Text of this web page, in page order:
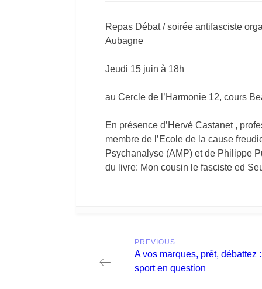
Repas ­Débat / soirée antifasciste
Aubagne
Jeudi 15 juin à 18h
au Cercle de l’Harmonie 12, cours
En présence d’Hervé Castanet ,
membre de l’Ecole de la cause
Psychanalyse (AMP) et de Philippe
du livre: Mon cousin le fasciste ed
navigation
PREVIOUS
Previous
post:
A vos marques, prêt, débattez
sport en question